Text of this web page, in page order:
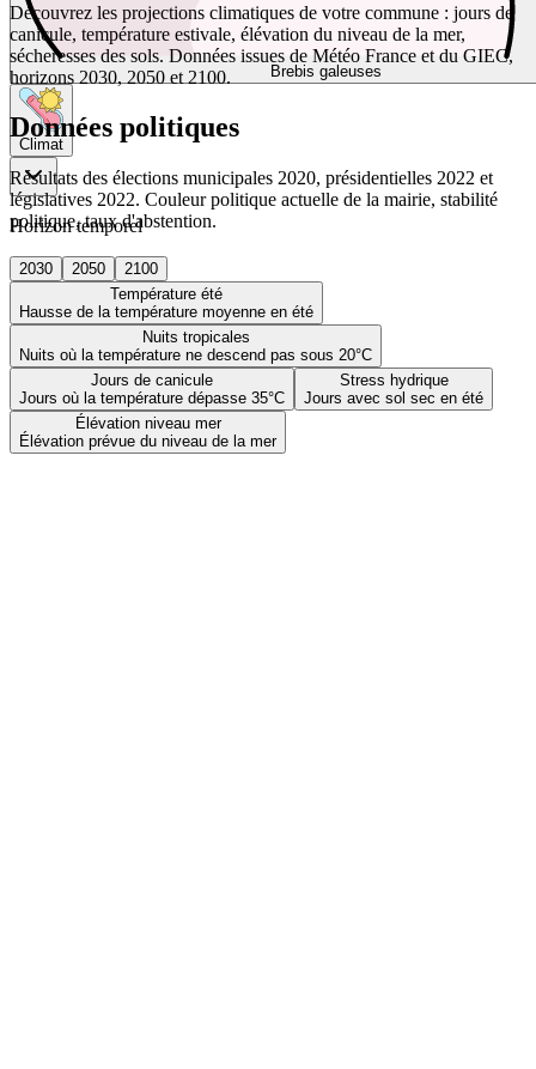
Brebis galeuses
Climat
Horizon temporel
2030 2050
2100
Température été
Hausse de la température moyenne en été
Nuits tropicales
Nuits où la température ne descend pas sous 20°C
Jours de canicule
Jours où la température dépasse 35°C
Stress hydrique
Jours avec sol sec en été
Élévation niveau mer
Élévation prévue du niveau de la mer
Découvrez les projections climatiques de votre commune : jours de
canicule, température estivale, élévation du niveau de la mer,
sécheresses des sols. Données issues de Météo France et du GIEC,
horizons 2030, 2050 et 2100.
Données politiques
Résultats des élections municipales 2020, présidentielles 2022 et
législatives 2022. Couleur politique actuelle de la mairie, stabilité
politique, taux d'abstention.